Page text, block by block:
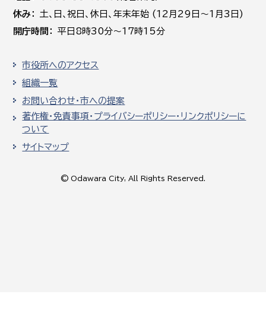
休み
土､日､祝日、休日、年末年始 (12月29日～1月3日)
開庁時間
平日8時30分～17時15分
市役所へのアクセス
組織一覧
お問い合わせ・市への提案
著作権・免責事項・プライバシーポリシー・リンクポリシーに
ついて
サイトマップ
© Odawara City, All Rights Reserved.